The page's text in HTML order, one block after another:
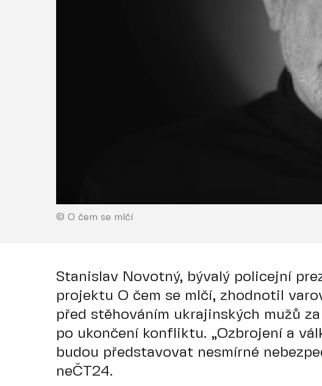
© O čem se mlčí
Stanislav Novotný, bývalý policejní
projektu O čem se mlčí, zhodnotil
před stěhováním ukrajinských mužů
po ukončení konfliktu. „Ozbrojení a
budou představovat nesmírné
neČT24.